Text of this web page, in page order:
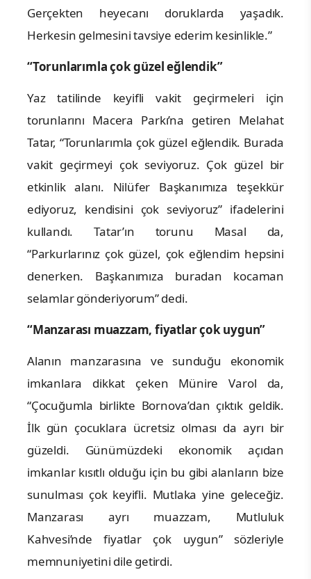
Gerçekten heyecanı doruklarda yaşadık.
Herkesin gelmesini tavsiye ederim kesinlikle.”
“Torunlarımla çok güzel eğlendik”
Yaz tatilinde keyifli vakit geçirmeleri için
torunlarını Macera Parkı’na getiren Melahat
Tatar, “Torunlarımla çok güzel eğlendik. Burada
vakit geçirmeyi çok seviyoruz. Çok güzel bir
etkinlik alanı. Nilüfer Başkanımıza teşekkür
ediyoruz, kendisini çok seviyoruz” ifadelerini
kullandı. Tatar’ın torunu Masal da,
“Parkurlarınız çok güzel, çok eğlendim hepsini
denerken. Başkanımıza buradan kocaman
selamlar gönderiyorum” dedi.
“Manzarası muazzam, fiyatlar çok uygun”
Alanın manzarasına ve sunduğu ekonomik
imkanlara dikkat çeken Münire Varol da,
“Çocuğumla birlikte Bornova’dan çıktık geldik.
İlk gün çocuklara ücretsiz olması da ayrı bir
güzeldi. Günümüzdeki ekonomik açıdan
imkanlar kısıtlı olduğu için bu gibi alanların bize
sunulması çok keyifli. Mutlaka yine geleceğiz.
Manzarası ayrı muazzam, Mutluluk
Kahvesi’nde fiyatlar çok uygun” sözleriyle
memnuniyetini dile getirdi.